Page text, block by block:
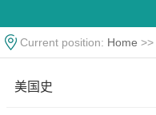
Current position: Home >>
美国史